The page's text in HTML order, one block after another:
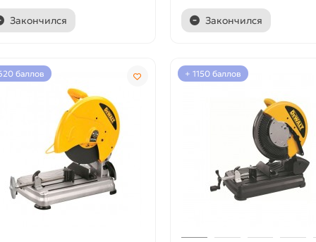
Закончился Закончился
баллов + 1150 баллов